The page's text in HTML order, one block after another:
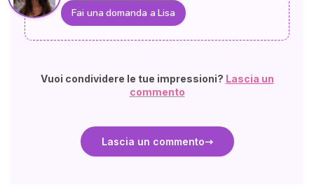
Fai una domanda a Lisa
Vuoi condividere le tue impressioni? Lascia un
commento
Lascia un commento